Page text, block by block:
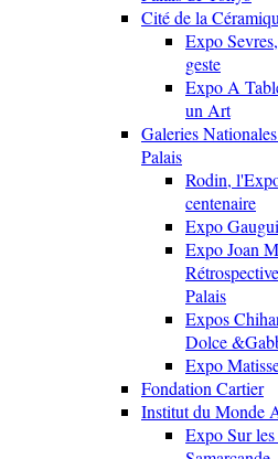
Cité de la
Expo
geste
Expo A
un Art
Galeries
Palais
Rodin,
centenaire
Expo
Expo Joan
Palais
Expos
Dolce
Expo
Fondation Cartier
Institut du Monde
Expo Sur